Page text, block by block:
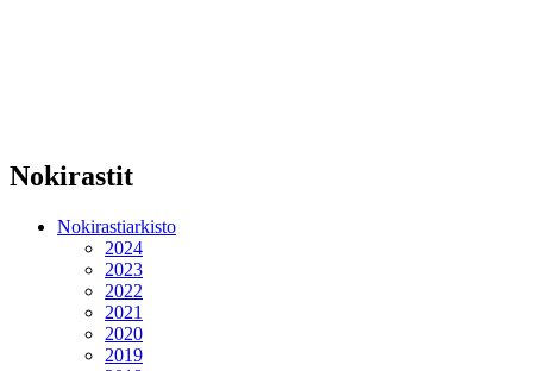
Nokirastit
Nokirastiarkisto
2024
2023
2022
2021
2020
2019